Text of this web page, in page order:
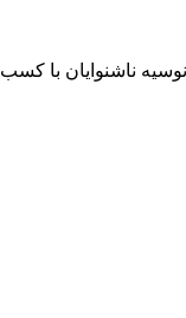
با کسب 4 مدال